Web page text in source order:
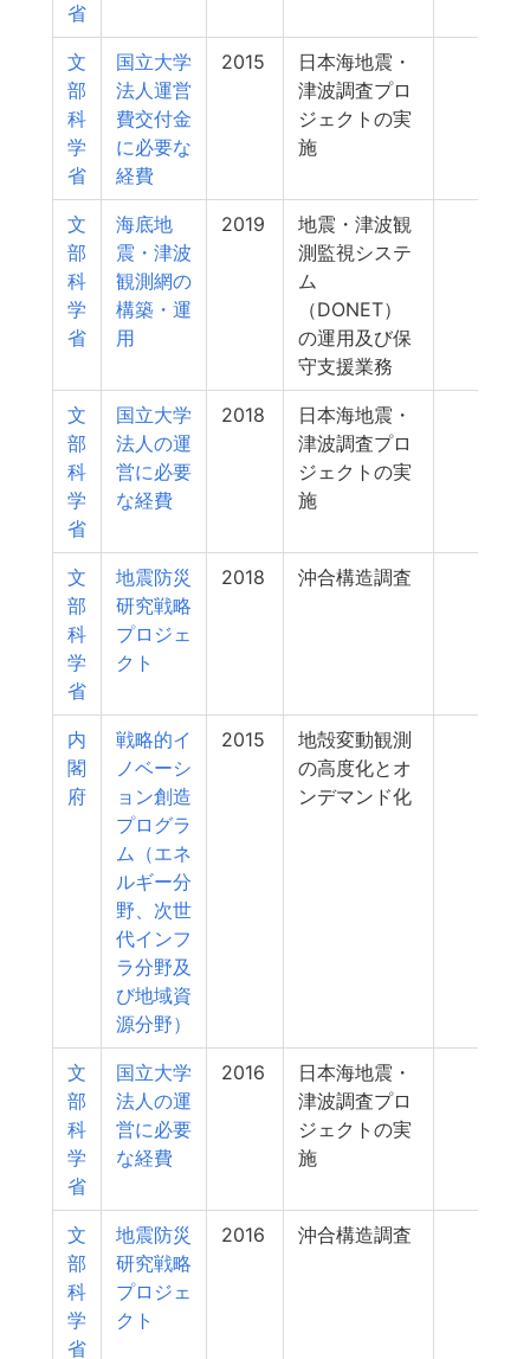
省
文
部
科
学
省
国立大学
法人運営
費交付金
に必要な
経費
2015
日本海地震・
津波調査プロ
ジェクトの実
施
文
部
科
学
省
海底地
震・津波
観測網の
構築・運
用
2019
地震・津波観
測監視システ
ム
（DONET）
の運用及び保
守支援業務
文
部
科
学
省
国立大学
法人の運
営に必要
な経費
2018
日本海地震・
津波調査プロ
ジェクトの実
施
文
部
科
学
省
地震防災
研究戦略
プロジェ
クト
2018 沖合構造調査
内
閣
府
戦略的イ
ノベーシ
ョン創造
プログラ
ム（エネ
ルギー分
野、次世
代インフ
ラ分野及
び地域資
源分野）
2015
地殻変動観測
の高度化とオ
ンデマンド化
文
部
科
学
省
国立大学
法人の運
営に必要
な経費
2016
日本海地震・
津波調査プロ
ジェクトの実
施
文
部
科
学
省
地震防災
研究戦略
プロジェ
クト
2016 沖合構造調査